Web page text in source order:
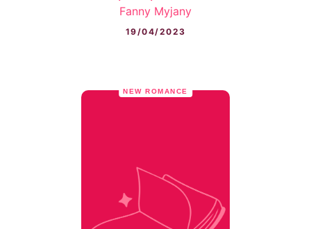
Fanny Myjany
19/04/2023
NEW ROMANCE